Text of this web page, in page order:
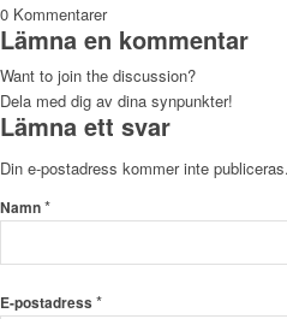
0 Kommentarer
Lämna en kommentar
Want to join the discussion?
Dela med dig av dina synpunkter!
Lämna ett svar
Din e-postadress kommer inte publiceras.
Namn*
E-postadress *